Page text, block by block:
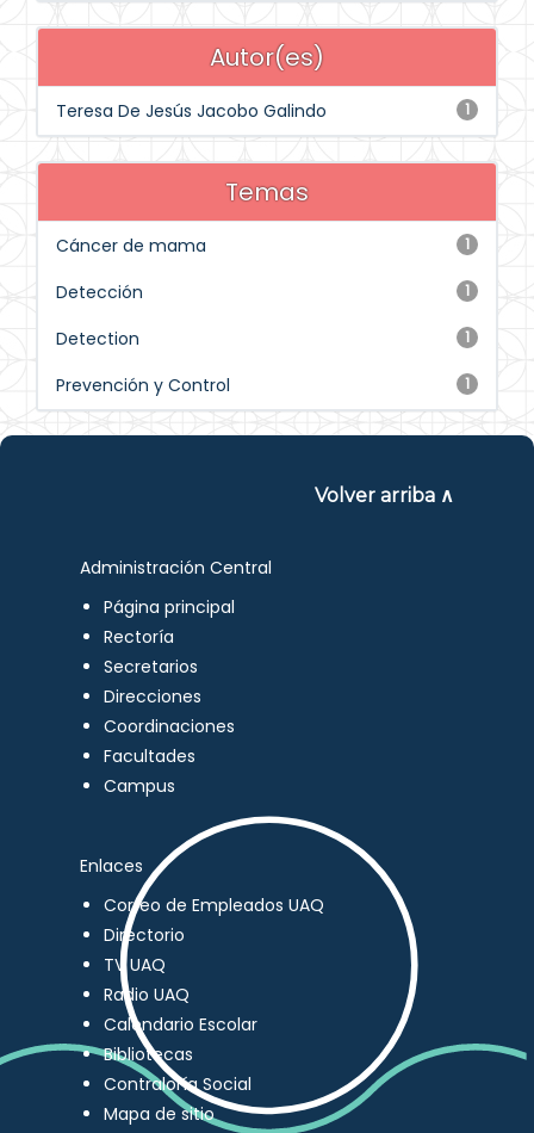
Autor(es)
1
Teresa De Jesús Jacobo Galindo
Temas
1
Cáncer de mama
1
Detección
1
Detection
1
Prevención y Control
Volver arriba ∧
Administración Central
Página principal
Rectoría
Secretarios
Direcciones
Coordinaciones
Facultades
Campus
Enlaces
Correo de Empleados UAQ
Directorio
TV UAQ
Radio UAQ
Calendario Escolar
Bibliotecas
Contraloría Social
Mapa de sitio